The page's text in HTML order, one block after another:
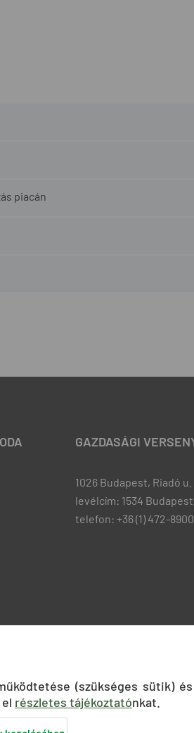
piacán
GAZDASÁGI
1026 Budapest, Riadó u.
levélcím: 1534
telefon: +36 (1) 472-8900
(szükséges sütik)
részletes tájékoztatónkat.